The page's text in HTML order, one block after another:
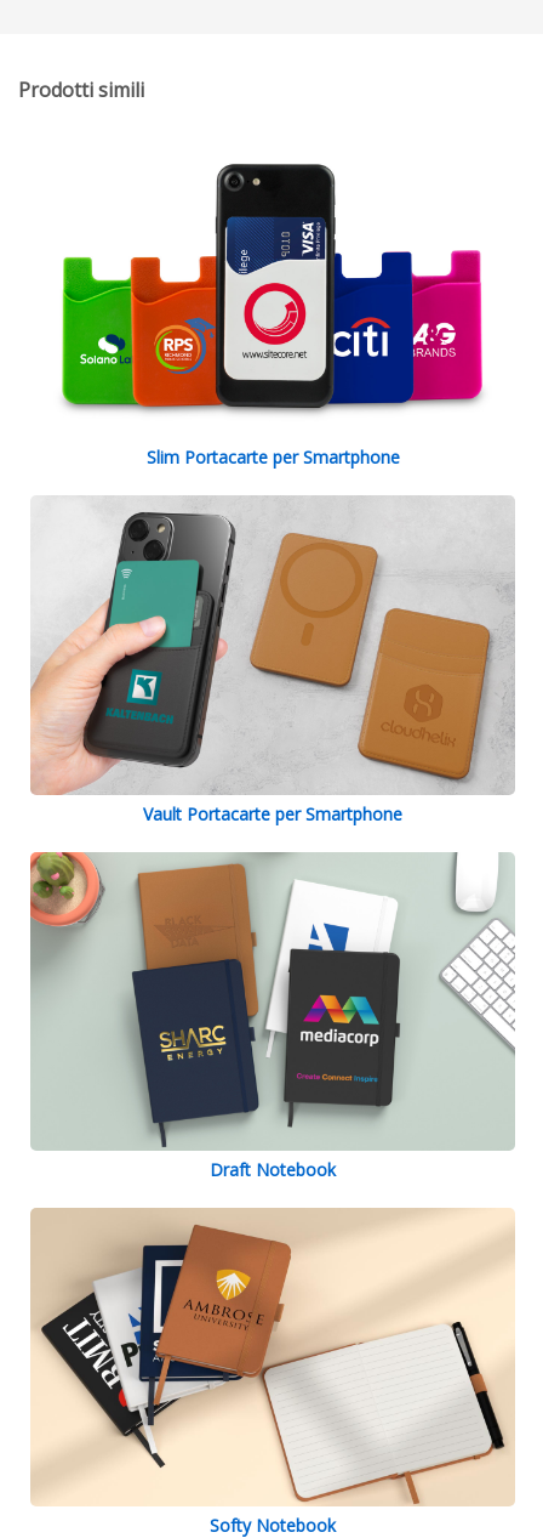
Prodotti simili
Slim Portacarte per Smartphone
Vault Portacarte per Smartphone
Draft Notebook
Softy Notebook